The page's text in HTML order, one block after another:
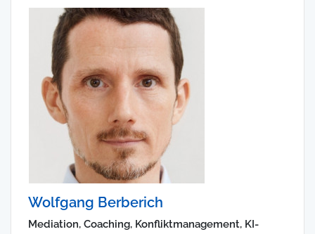
Wolfgang Berberich
Mediation, Coaching, Konfliktmanagement, KI-